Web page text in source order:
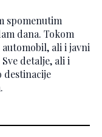
spomenutim
dana. Tokom
ali i javni
detalje, ali i
destinacije